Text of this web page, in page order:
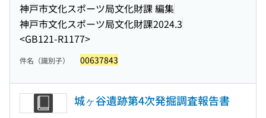
神戸市文化スポーツ局文化財課 編集
神戸市文化スポーツ局文化財課2024.3
<GB121-R1177>
件名（識別子） 00637843
城ヶ谷遺跡第4次発掘調査報告書